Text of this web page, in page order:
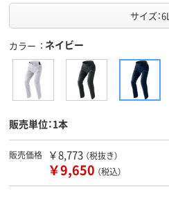
サイズ：6L
カラー ネイビー
販売単位：1本
販売価格 ￥8,773 （税抜き）
￥9,650 （税込）